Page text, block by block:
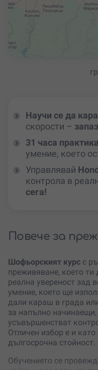
Научи се да
скорости –
31 часа практика
умение, което
Управлявай
контрола в
сега!
Повече за
Шофьорският курс с
преживяване, което ти
реална увереност зад
умение, което ще
дали караш в града
за напълно начинаещи,
усъвършенстват
Отличен избор е и като
дългосрочна стойност.
Обучението се